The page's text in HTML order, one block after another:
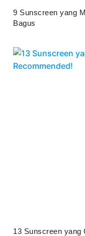
9 Sunscreen yang
Bagus
13 Sunscreen yang